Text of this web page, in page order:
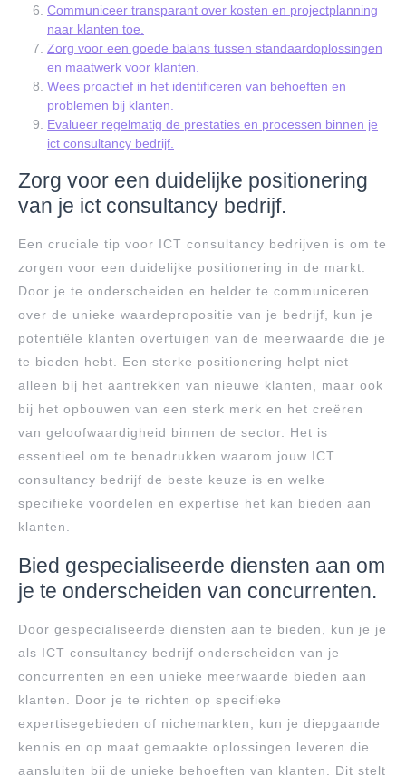
Communiceer transparant over kosten en projectplanning
naar klanten toe.
Zorg voor een goede balans tussen standaardoplossingen
en maatwerk voor klanten.
Wees proactief in het identificeren van behoeften en
problemen bij klanten.
Evalueer regelmatig de prestaties en processen binnen je
ict consultancy bedrijf.
Zorg voor een duidelijke positionering
van je ict consultancy bedrijf.
Een cruciale tip voor ICT consultancy bedrijven is om te
zorgen voor een duidelijke positionering in de markt.
Door je te onderscheiden en helder te communiceren
over de unieke waardepropositie van je bedrijf, kun je
potentiële klanten overtuigen van de meerwaarde die je
te bieden hebt. Een sterke positionering helpt niet
alleen bij het aantrekken van nieuwe klanten, maar ook
bij het opbouwen van een sterk merk en het creëren
van geloofwaardigheid binnen de sector. Het is
essentieel om te benadrukken waarom jouw ICT
consultancy bedrijf de beste keuze is en welke
specifieke voordelen en expertise het kan bieden aan
klanten.
Bied gespecialiseerde diensten aan om
je te onderscheiden van concurrenten.
Door gespecialiseerde diensten aan te bieden, kun je je
als ICT consultancy bedrijf onderscheiden van je
concurrenten en een unieke meerwaarde bieden aan
klanten. Door je te richten op specifieke
expertisegebieden of nichemarkten, kun je diepgaande
kennis en op maat gemaakte oplossingen leveren die
aansluiten bij de unieke behoeften van klanten. Dit stelt